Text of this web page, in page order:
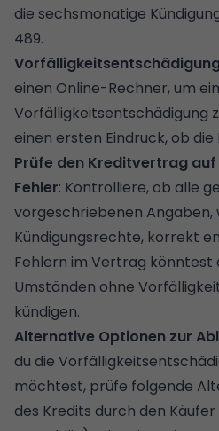
die sechsmonatige
489.
einen Online-Rechner, um
Vorfälligkeitsentschädigung
einen ersten Eindruck, ob
Prüfe den Kreditvertrag
Fehler: Kontrolliere, ob alle
vorgeschriebenen Angaben,
Kündigungsrechte, korrekt
Fehlern im Vertrag könntest
Umständen ohne
kündigen.
Alternative Optionen zur
du die
möchtest, prüfe folgende
des Kredits durch den